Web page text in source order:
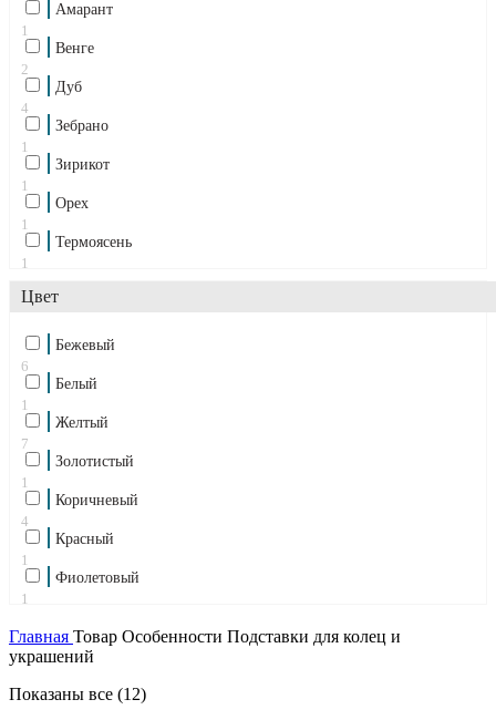
Амарант
1
Венге
2
Дуб
4
Зебрано
1
Зирикот
1
Орех
1
Термоясень
1
1
Цвет
Бежевый
6
Белый
1
Желтый
7
Золотистый
1
Коричневый
4
Красный
1
Фиолетовый
1
6
Главная Товар Особенности Подставки для колец и
украшений
Показаны все (12)